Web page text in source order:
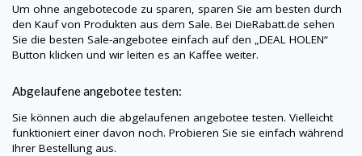
Um ohne angebotecode zu sparen, sparen Sie am besten durch
den Kauf von Produkten aus dem Sale. Bei DieRabatt.de sehen
Sie die besten Sale-angebotee einfach auf den „DEAL HOLEN“
Button klicken und wir leiten es an Kaffee weiter.
Abgelaufene angebotee testen:
Sie können auch die abgelaufenen angebotee testen. Vielleicht
funktioniert einer davon noch. Probieren Sie sie einfach während
Ihrer Bestellung aus.